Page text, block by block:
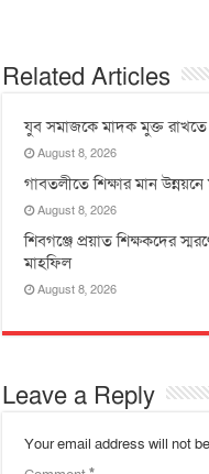
Related Articles
যুব সমাজকে মাদক মুক্ত রাখতে
August 8, 2026
‎গাবতলীতে শিক্ষার মান
August 8, 2026
শিবগঞ্জে প্রয়াত শিক্ষকদের
মাহফিল
August 8, 2026
Leave a Reply
Your email address will not